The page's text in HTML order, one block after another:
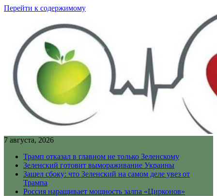
Перейти к содержимому
7 августа, 2026
Трамп отказал в главном не только Зеленскому
Зеленский готовит вымораживание Украины
Зашел сбоку: что Зеленский на самом деле увез от
Трампа
Россия наращивает мощность залпа «Цирконов»